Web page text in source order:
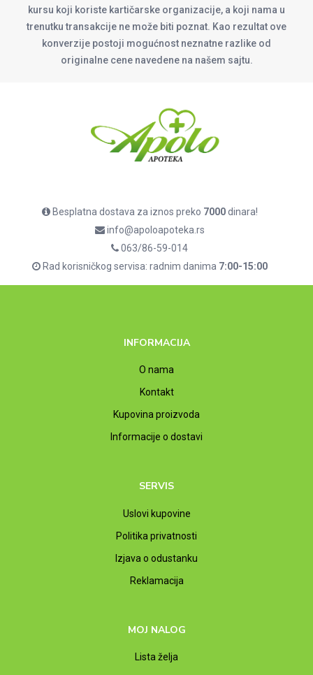
kursu koji koriste kartičarske organizacije, a koji nama u
trenutku transakcije ne može biti poznat. Kao rezultat ove
konverzije postoji mogućnost neznatne razlike od
originalne cene navedene na našem sajtu.
Besplatna dostava za iznos preko 7000dinara!
info@apoloapoteka.rs
063/86-59-014
Rad korisničkog servisa: radnim danima 7:00-15:00
INFORMACIJA
O nama
Kontakt
Kupovina proizvoda
Informacije o dostavi
SERVIS
Uslovi kupovine
Politika privatnosti
Izjava o odustanku
Reklamacija
MOJ NALOG
Lista želja